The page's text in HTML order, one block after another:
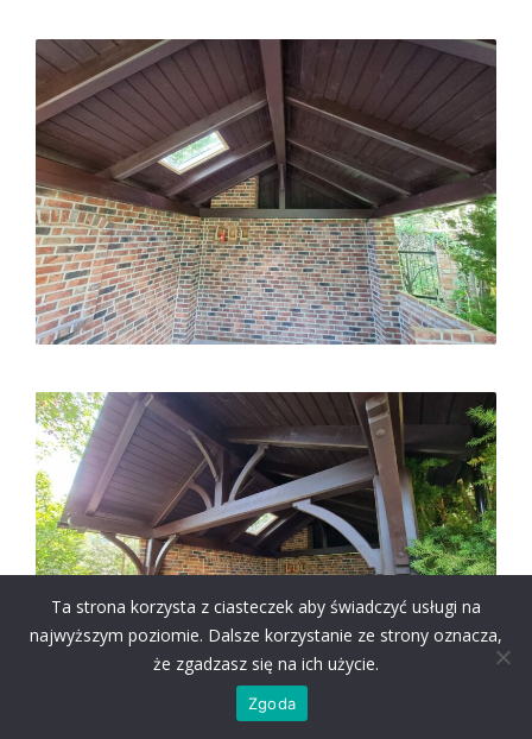
Ta strona korzysta z ciasteczek aby świadczyć usługi na
najwyższym poziomie. Dalsze korzystanie ze strony oznacza,
że zgadzasz się na ich użycie.
Zgoda